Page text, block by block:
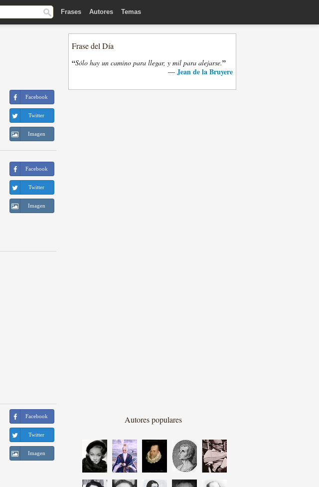
Frases Autores Temas
Facebook
Twitter
Imagen
Facebook
Twitter
Imagen
Facebook
Twitter
Imagen
Frase del Día
“Sólo hay un camino para llegar, y mil para alejarse.”
— Jean de la Bruyere
Autores populares